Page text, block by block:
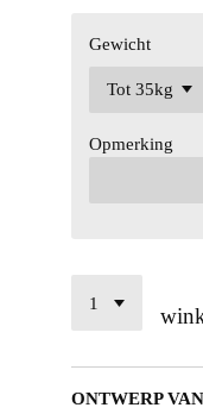
Gewicht
Opmerking
ONTWERP